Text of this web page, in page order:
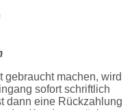
gebraucht machen, wird
sofort schriftlich
dann eine Rückzahlung